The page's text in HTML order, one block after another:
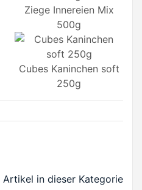
Ziege Innereien Mix
500g
Cubes Kaninchen soft
250g
Artikel in dieser Kategorie